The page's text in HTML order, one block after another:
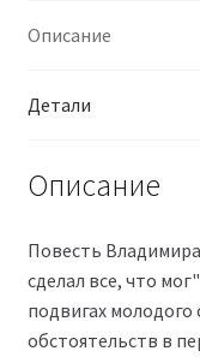
Описание
Детали
Описание
Повесть
сделал все, что
подвигах молодого
обстоятельств в